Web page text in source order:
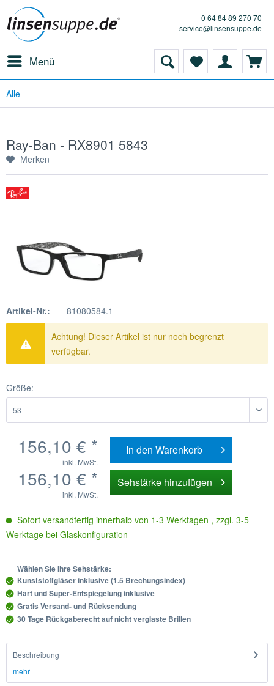
0 64 84 89 270 70
service@linsensuppe.de
Menü
Alle
Ray-Ban - RX8901 5843
Merken
Artikel-Nr.: 81080584.1
Achtung! Dieser Artikel ist nur noch begrenzt
verfügbar.
Größe:
156,10 € *
inkl. MwSt.
In den Warenkorb
156,10 € *
inkl. MwSt.
Sehstärke hinzufügen
Sofort versandfertig innerhalb von 1-3 Werktagen , zzgl. 3-5
Werktage bei Glaskonfiguration
Wählen Sie Ihre Sehstärke:
Kunststoffgläser inklusive (1.5 Brechungsindex)
Hart und Super-Entspiegelung inklusive
Gratis Versand- und Rücksendung
30 Tage Rückgaberecht auf nicht verglaste Brillen
Beschreibung
mehr